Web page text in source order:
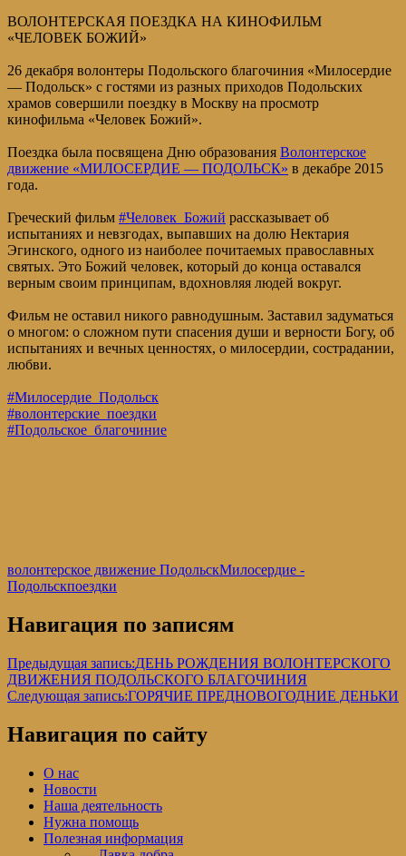
ВОЛОНТЕРСКАЯ ПОЕЗДКА НА КИНОФИЛЬМ
«ЧЕЛОВЕК БОЖИЙ»
26 декабря волонтеры Подольского благочиния «Милосердие
— Подольск» с гостями из разных приходов Подольских
храмов совершили поездку в Москву на просмотр
кинофильма «Человек Божий».
Поездка была посвящена Дню образования Волонтерское
движение «МИЛОСЕРДИЕ — ПОДОЛЬСК» в декабре 2015
года.
Греческий фильм #Человек_Божий рассказывает об
испытаниях и невзгодах, выпавших на долю Нектария
Эгинского, одного из наиболее почитаемых православных
святых. Это Божий человек, который до конца оставался
верным своим принципам, вдохновляя людей вокруг.
Фильм не оставил никого равнодушным. Заставил задуматься
о многом: о сложном пути спасения души и верности Богу, об
испытаниях и вечных ценностях, о милосердии, сострадании,
любви.
#Милосердие_Подольск
#волонтерские_поездки
#Подольское_благочиние
волонтерское движение ПодольскМилосердие -
Подольскпоездки
Навигация по записям
Предыдущая запись:ДЕНЬ РОЖДЕНИЯ ВОЛОНТЕРСКОГО
ДВИЖЕНИЯ ПОДОЛЬСКОГО БЛАГОЧИНИЯ
Следующая запись:ГОРЯЧИЕ ПРЕДНОВОГОДНИЕ ДЕНЬКИ
Навигация по сайту
О нас
Новости
Наша деятельность
Нужна помощь
Полезная информация